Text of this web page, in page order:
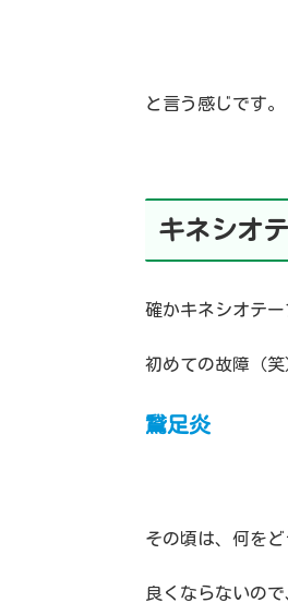
と言う感じです。
キネシオ
確かキネシオテ
初めての故障（笑
鵞足炎
その頃は、何を
良くならないの